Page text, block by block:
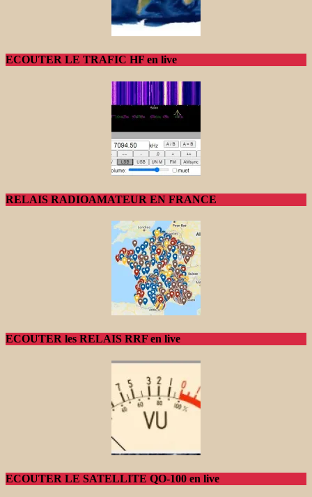
ECOUTER LE TRAFIC HF en live
RELAIS RADIOAMATEUR EN FRANCE
ECOUTER les RELAIS RRF en live
ECOUTER LE SATELLITE QO-100 en live